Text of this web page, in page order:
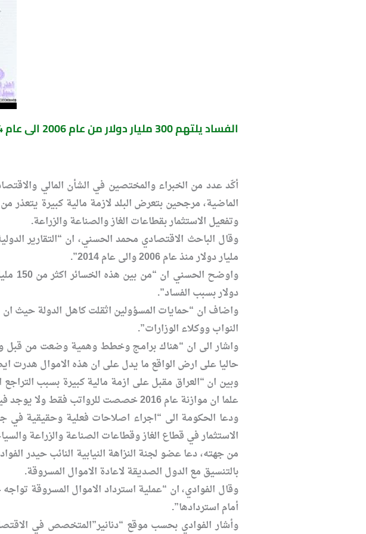
الفساد يلتهم 300 مليار دولار من عام 2006 الى عام 2014
الماضية، مرجحين بتعرض البلد لازمة مالية كبيرة
وتفعيل الاستثمار بقطاعات الغاز والصناعة والزراعة.
مليار دولار منذ عام 2006 والى عام 2014”.
دولار بسبب الفساد”.
النواب ووكلاء الوزارات”.
حاليا على ارض الواقع ما يدل على ان هذه الاموال هدرت
وبين ان “العراق مقبل على ازمة مالية كبيرة بسبب
علما ان موازنة عام 2016 خصصت للرواتب فقط ولا يوجد فيها أي باب استثماري او تنموي ورغم ذلك فانها تعاني من عجز مالي يقدر بـ 23 مليار دولار”.
ودعا الحكومة الى “اجراء اصلاحات فعلية وحقيقية في
الاستثمار في قطاع الغاز وقطاعات الصناعة والزراعة
من جهته، دعا عضو لجنة النزاهة النيابية النائب حيدر
بالتنسيق مع الدول الصديقة لاعادة الاموال المسروقة.
وقال الفوادي، ان “عملية استرداد الاموال المسروقة
أمام استردادها”.
وأشار الفوادي بحسب موقع “دنانير”المتخصص في